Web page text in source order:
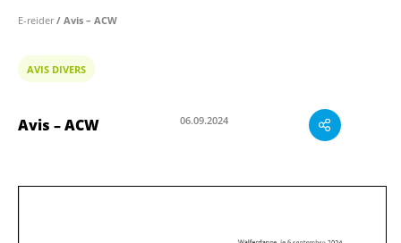
E-reider/ Avis – ACW
AVIS DIVERS
Avis – ACW 06.09.2024